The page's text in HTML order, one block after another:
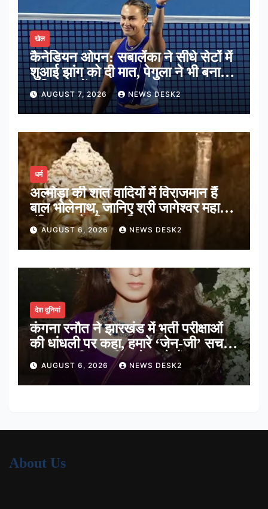
खेल
कैनेडियन ओपन: सबालेंका ने सीधे सेटों में
शुआई झांग को दी मात, पेगुला ने भी बनाई
अंतिम 16 में जगह
AUGUST 7, 2026 NEWS DESK2
धर्म
अल्मोड़ा की शांत वादियों में विराजमान हैं
बाल भोलेनाथ, जानिए श्री जागेश्वर महादेव
मंदिर का पौराणिक इतिहास
AUGUST 6, 2026 NEWS DESK2
देश दुनियां
कंगना रनौत ने झारखंड में भर्ती परीक्षाओं
की धांधली पर कहा, हमारे ‘जेन-जी’ सच में
हर तरह की तकलीफ झेल रहे हैं
AUGUST 6, 2026 NEWS DESK2
About Us